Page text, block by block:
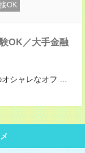
OK
OK／大手金融
シャレなオフ ...